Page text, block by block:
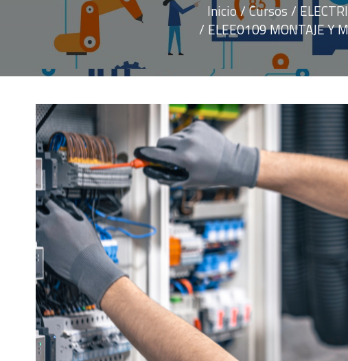
Estás aquí: Inicio Cursos
ELEE0109 MONTAJE Y
ELEE0209 MONTAJE Y MANTENIMIENTO
DE REDES ELÉCTRICAS DE ALTA TENSIÓN
DE SEGUNDA Y TERCERA CATEGORÍA Y
CENTROS